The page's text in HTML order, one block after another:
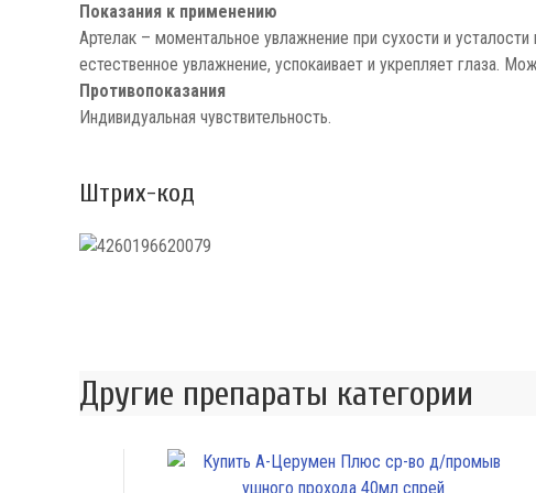
Показания к применению
Артелак – моментальное увлажнение при сухости и
естественное увлажнение, успокаивает и укрепляет глаза.
Противопоказания
Индивидуальная чувствительность.
Штрих-код
Другие препараты категории